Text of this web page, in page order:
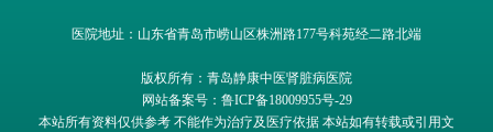
医院地址：山东省青岛市崂山区株洲路177号科苑经二路北端
版权所有：青岛静康中医肾脏病医院
网站备案号：鲁ICP备18009955号-29
本站所有资料仅供参考 不能作为治疗及医疗依据 本站如有转载或引用文